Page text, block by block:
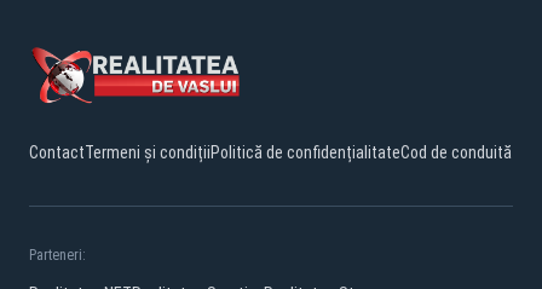
ContactTermeni și condițiiPolitică de confidențialitateCod de conduită
Parteneri: